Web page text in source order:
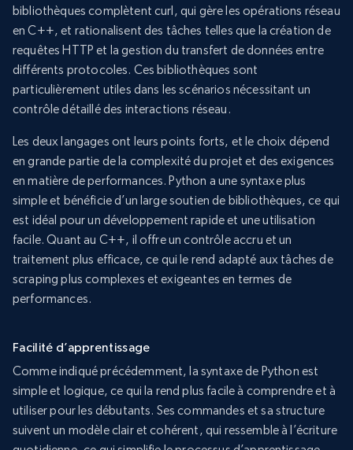
bibliothèques complètent curl, qui gère les opérations réseau
en C++, et rationalisent des tâches telles que la création de
requêtes HTTP et la gestion du transfert de données entre
différents protocoles. Ces bibliothèques sont
particulièrement utiles dans les scénarios nécessitant un
contrôle détaillé des interactions réseau.
Les deux langages ont leurs points forts, et le choix dépend
en grande partie de la complexité du projet et des exigences
en matière de performances. Python a une syntaxe plus
simple et bénéficie d’un large soutien de bibliothèques, ce qui
est idéal pour un développement rapide et une utilisation
facile. Quant au C++, il offre un contrôle accru et un
traitement plus efficace, ce qui le rend adapté aux tâches de
scraping plus complexes et exigeantes en termes de
performances.
Facilité d’apprentissage
Comme indiqué précédemment, la syntaxe de Python est
simple et logique, ce qui la rend plus facile à comprendre et à
utiliser pour les débutants. Ses commandes et sa structure
suivent un modèle clair et cohérent, qui ressemble à l’écriture